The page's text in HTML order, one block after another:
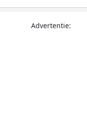
Advertentie: